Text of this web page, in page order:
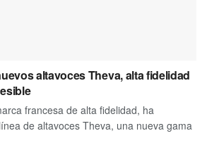
altavoces Theva, alta fidelidad
francesa de alta fidelidad, ha
de altavoces Theva, una nueva gama